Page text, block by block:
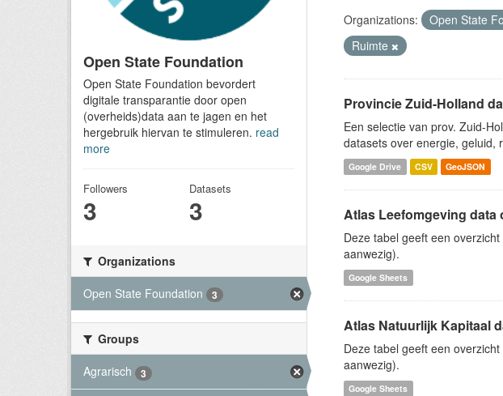
Open State Foundation
Open State Foundation bevordert
digitale transparantie door open
(overheids)data aan te jagen en het
hergebruik hiervan te stimuleren. read
more
Followers
3
Datasets
3
Organizations
Open State Foundation
3
Groups
Agrarisch
3
Organizations: Open State
Ruimte
Provincie Zuid-Holland
Een selectie van prov. Zuid-
datasets over energie, geluid,
Google Drive CSV GeoJSON
Atlas Leefomgeving data
Deze tabel geeft een
aanwezig).
Google Sheets
Atlas Natuurlijk Kapitaal
Deze tabel geeft een
aanwezig).
Google Sheets